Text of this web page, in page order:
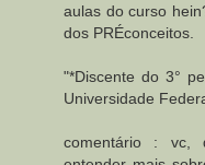
aulas do curso
dos PRÉconceitos.
"*Discente do 3°
Universidade
comentário : vc,